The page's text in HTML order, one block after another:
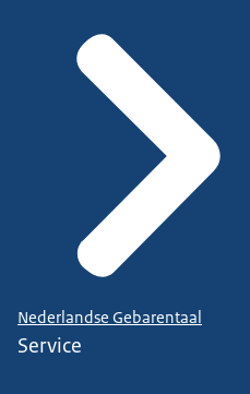
Nederlandse Gebarentaal
Service